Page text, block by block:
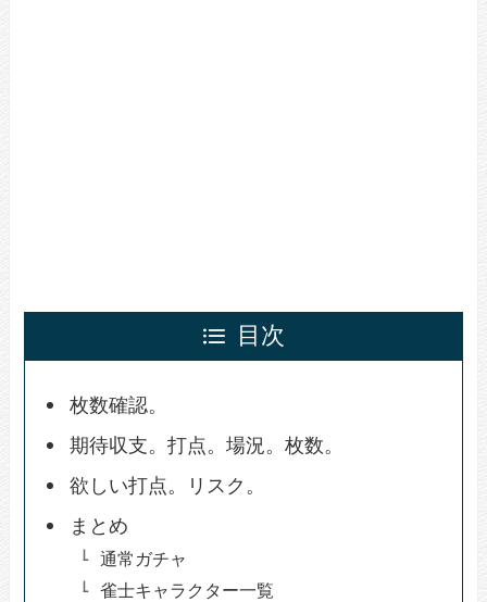
目次
枚数確認。
期待収支。打点。場況。枚数。
欲しい打点。リスク。
まとめ
通常ガチャ
雀士キャラクター一覧